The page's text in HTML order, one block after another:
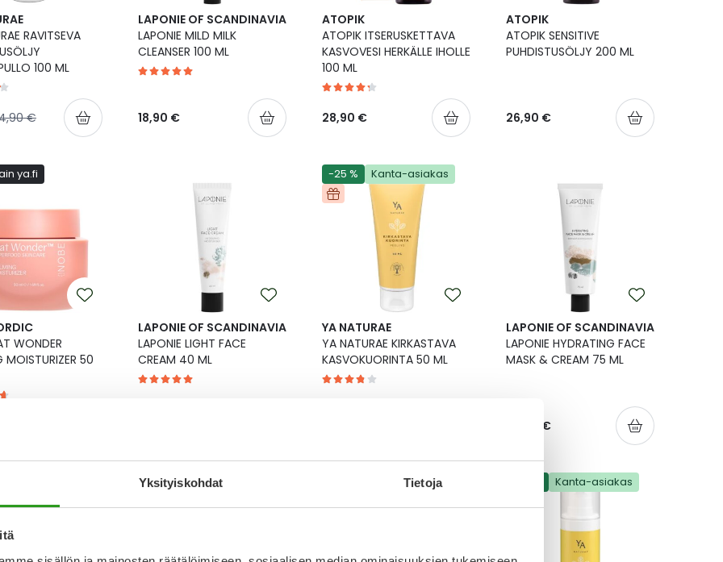
Yksityiskohdat Tietoja
RAVITSEVA
100 ML
€
LAPONIE OF SCANDINAVIA
LAPONIE MILD MILK
CLEANSER 100 ML
18,90 €
ATOPIK
ATOPIK ITSERUSKETTAVA
KASVOVESI HERKÄLLE IHOLLE
100 ML
28,90 €
ATOPIK
ATOPIK SENSITIVE
PUHDISTUSÖLJY 200 ML
26,90 €
ya.fi
WONDER
MOISTURIZER 50
LAPONIE OF SCANDINAVIA
LAPONIE LIGHT FACE
CREAM 40 ML
-25 % Kanta-asiakas
YA NATURAE
YA NATURAE KIRKASTAVA
KASVOKUORINTA 50 ML
LAPONIE OF SCANDINAVIA
LAPONIE HYDRATING FACE
MASK & CREAM 75 ML
37,90 €
-25 % Kanta-asiakas Kanta-asiakas Kanta-asiakas